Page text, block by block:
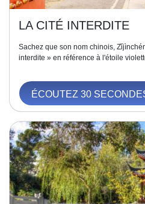
LA CITÉ INTERDITE
Sachez que son nom chinois,
interdite » en référence à l'étoile
ÉCOUTEZ 30